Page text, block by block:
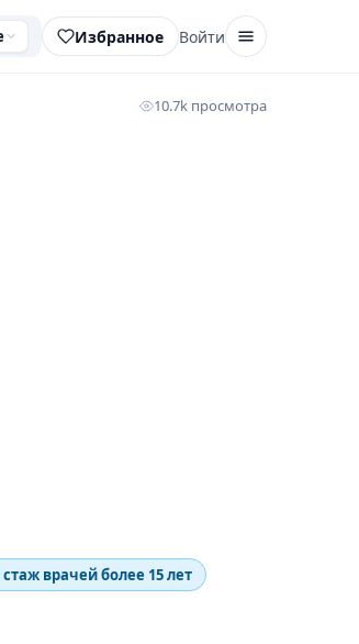
Избранное Войти
10.7k просмотра
врачей более 15 лет